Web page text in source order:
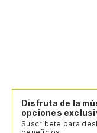
Disfruta de la
opciones
Suscríbete para